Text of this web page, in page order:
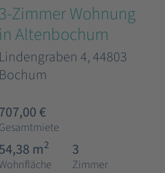
3-Zimmer Wohnung
in Altenbochum
Lindengraben 4, 44803
Bochum
707,00 €
Gesamtmiete
54,38 m2 3
Zimmer